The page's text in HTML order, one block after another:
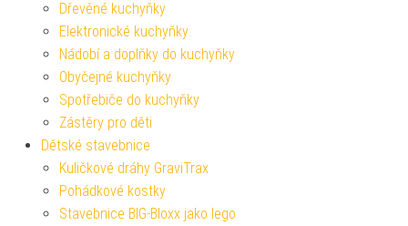
Dřevěné kuchyňky
Elektronické kuchyňky
Nádobí a doplňky do kuchyňky
Obyčejné kuchyňky
Spotřebiče do kuchyňky
Zástěry pro děti
Dětské stavebnice
Kuličkové dráhy GraviTrax
Pohádkové kostky
Stavebnice BIG-Bloxx jako lego